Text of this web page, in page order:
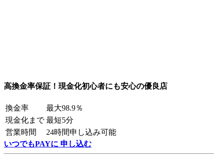
高換金率保証！現金化初心者にも安心の優良店
換金率
最大98.9％
現金化まで 最短5分
営業時間
24時間申し込み可能
いつでもPAYに 申し込む